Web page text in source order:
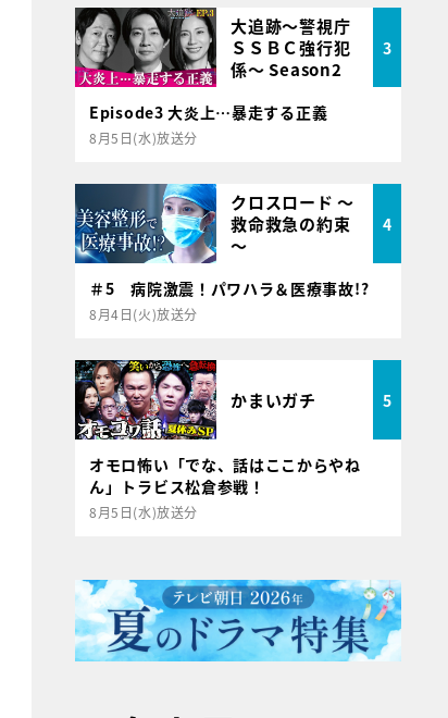
大追跡～警視庁
ＳＳＢＣ強行犯
係～ Season2
3
Episode3 大炎上…暴走する正義
8月5日(水)放送分
クロスロード ～
救命救急の約束
～
4
＃5 病院激震！パワハラ＆医療事故!?
8月4日(火)放送分
かまいガチ 5
オモロ怖い「でな、話はここからやね
ん」トラビス松倉参戦！
8月5日(水)放送分